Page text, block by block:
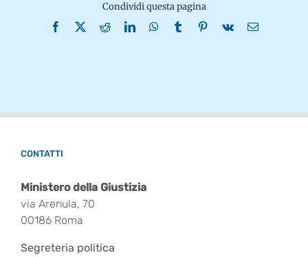
Condividi questa pagina
Facebook
X RedditLinkedInWhatsApp
TumblrPinterest
Vk Email
CONTATTI
Ministero della Giustizia
via Arenula, 70
00186 Roma
Segreteria politica